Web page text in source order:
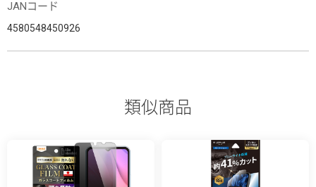
JANコード
4580548450926
類似商品